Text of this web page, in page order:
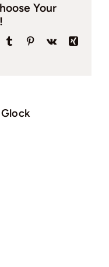
Your
Tumblr Pinterest
Vk
Xing